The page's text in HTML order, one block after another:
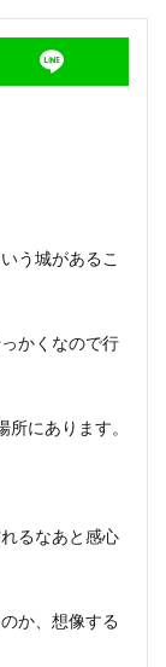
う城があるこ
かくなので行
にあります。
るなあと感心
か、想像する